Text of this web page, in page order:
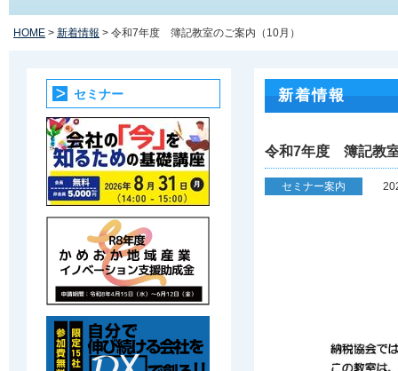
HOME > 新着情報 > 令和7年度 簿記教室のご案内（10月）
新着情報
令和7年度 簿記教
セミナー案内
セミナー